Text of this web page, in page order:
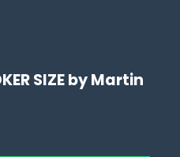
SIZE by Martin